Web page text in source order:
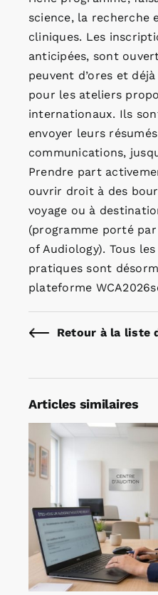
science, la recherche
cliniques. Les
anticipées, sont
peuvent d’ores et
pour les ateliers
internationaux. Ils
envoyer leurs
communications,
Prendre part
ouvrir droit à des
voyage ou à
(programme porté
of Audiology). Tous
pratiques sont
plateforme
Retour à la liste
Articles similaires